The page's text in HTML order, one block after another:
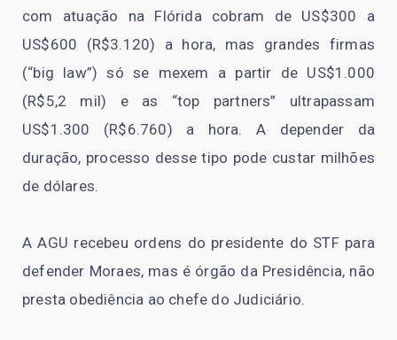
com atuação na Flórida cobram de US$300 a
US$600 (R$3.120) a hora, mas grandes firmas
(“big law”) só se mexem a partir de US$1.000
(R$5,2 mil) e as “top partners” ultrapassam
US$1.300 (R$6.760) a hora. A depender da
duração, processo desse tipo pode custar milhões
de dólares.
A AGU recebeu ordens do presidente do STF para
defender Moraes, mas é órgão da Presidência, não
presta obediência ao chefe do Judiciário.